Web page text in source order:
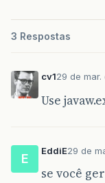
3 Respostas
cv129 de
Use
E
EddiE29 de
se você